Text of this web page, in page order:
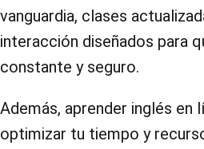
vanguardia, clases
interacción diseñados para
constante y seguro.
Además, aprender inglés en
optimizar tu tiempo y